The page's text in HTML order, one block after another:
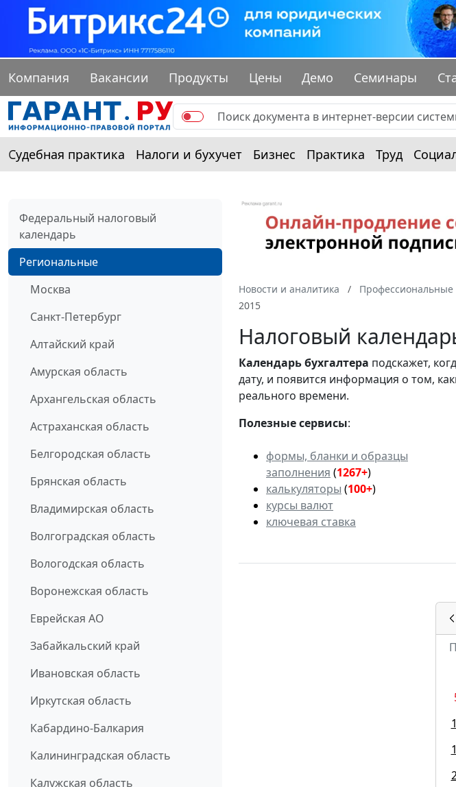
Компания Вакансии Продукты Цены Демо Семинары
Судебная практика Налоги и бухучет Бизнес Практика Труд
Федеральный налоговый
календарь
Региональные
Москва
Санкт-Петербург
Алтайский край
Амурская область
Архангельская область
Астраханская область
Белгородская область
Брянская область
Владимирская область
Волгоградская область
Вологодская область
Воронежская область
Еврейская АО
Забайкальский край
Ивановская область
Иркутская область
Кабардино-Балкария
Калининградская область
Калужская область
Новости и аналитика Профессиональные
2015
Налоговый
Календарьбухгалтера подскажет,
дату, и появится информация о том,
реального времени.
Полезные сервисы:
формы, бланки и образцы
заполнения (1267+)
калькуляторы (100+)
курсы валют
ключевая ставка